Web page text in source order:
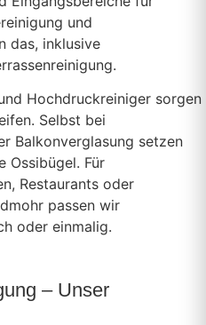
und
das, inklusive
Hochdruckreiniger sorgen
Selbst bei
Balkonverglasung setzen
Ossibügel. Für
Restaurants oder
passen wir
oder einmalig.
– Unser